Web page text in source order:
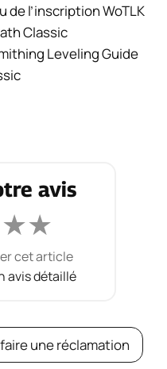
de l’inscription WoTLK
Classic
Leveling Guide
avis
★★
cet article
avis détaillé
une réclamation